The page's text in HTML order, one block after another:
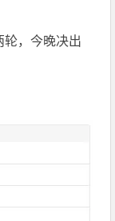
轮，今晚决出